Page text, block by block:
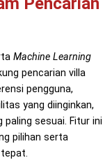
Machine Learning
pencarian villa
pengguna,
yang diinginkan,
sesuai. Fitur ini
pilihan serta